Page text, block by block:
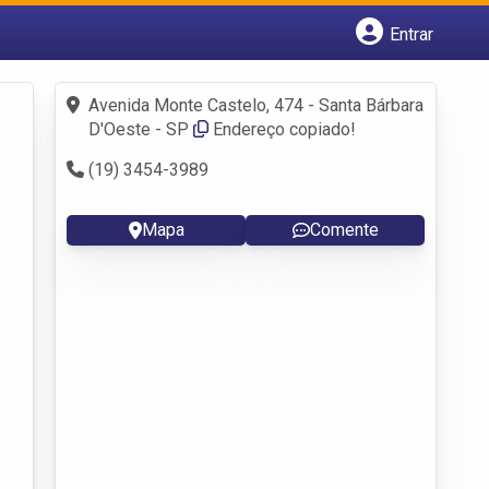
Entrar
Fazer login
Criar conta
Avenida Monte Castelo, 474 - Santa Bárbara
D'Oeste - SP
Endereço copiado!
(19) 3454-3989
Mapa Comente